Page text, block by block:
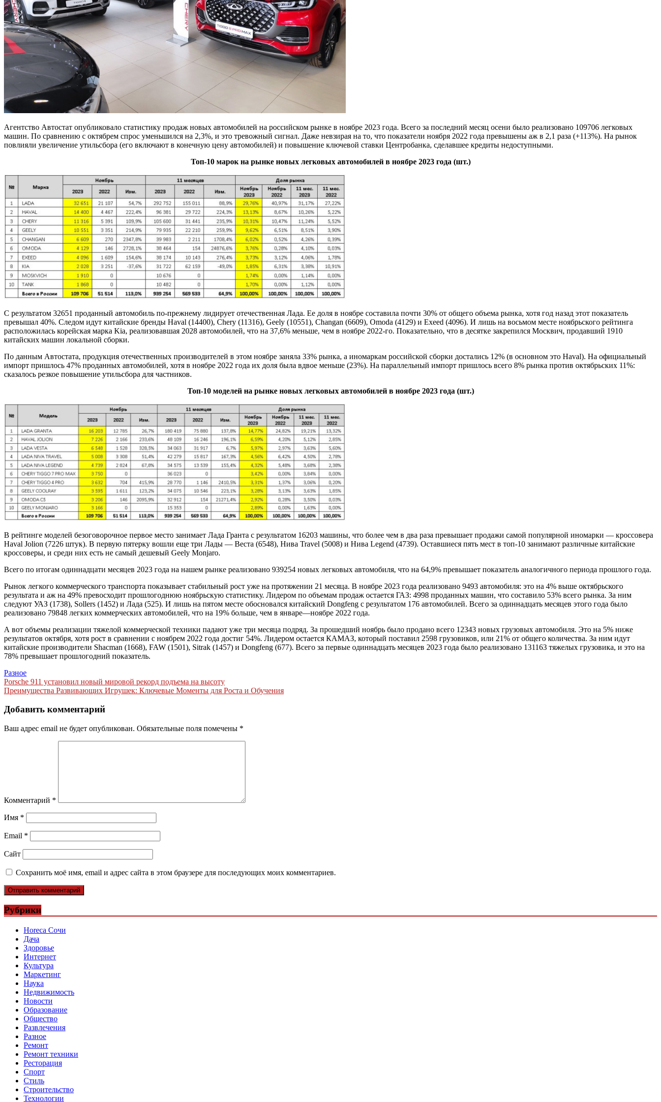
Агентство Автостат опубликовало статистику продаж новых автомобилей на российском рынке в ноябре 2023 года. Всего за последний месяц осени было реализовано 109706 легковых
машин. По сравнению с октябрем спрос уменьшился на 2,3%, и это тревожный сигнал. Даже невзирая на то, что показатели ноября 2022 года превышены аж в 2,1 раза (+113%). На рынок
повлияли увеличение утильсбора (его включают в конечную цену автомобилей) и повышение ключевой ставки Центробанка, сделавшее кредиты недоступными.
Топ-10 марок на рынке новых легковых автомобилей в ноябре 2023 года (шт.)
С результатом 32651 проданный автомобиль по-прежнему лидирует отечественная Лада. Ее доля в ноябре составила почти 30% от общего объема рынка, хотя год назад этот показатель
превышал 40%. Следом идут китайские бренды Haval (14400), Chery (11316), Geely (10551), Changan (6609), Omoda (4129) и Exeed (4096). И лишь на восьмом месте ноябрьского рейтинга
расположилась корейская марка Kia, реализовавшая 2028 автомобилей, что на 37,6% меньше, чем в ноябре 2022-го. Показательно, что в десятке закрепился Москвич, продавший 1910
китайских машин локальной сборки.
По данным Автостата, продукция отечественных производителей в этом ноябре заняла 33% рынка, а иномаркам российской сборки достались 12% (в основном это Haval). На официальный
импорт пришлось 47% проданных автомобилей, хотя в ноябре 2022 года их доля была вдвое меньше (23%). На параллельный импорт пришлось всего 8% рынка против октябрьских 11%:
сказалось резкое повышение утильсбора для частников.
Топ-10 моделей на рынке новых легковых автомобилей в ноябре 2023 года (шт.)
В рейтинге моделей безоговорочное первое место занимает Лада Гранта с результатом 16203 машины, что более чем в два раза превышает продажи самой популярной иномарки — кроссовера
Haval Jolion (7226 штук). В первую пятерку вошли еще три Лады — Веста (6548), Нива Travel (5008) и Нива Legend (4739). Оставшиеся пять мест в топ-10 занимают различные китайские
кроссоверы, и среди них есть не самый дешевый Geely Monjaro.
Всего по итогам одиннадцати месяцев 2023 года на нашем рынке реализовано 939254 новых легковых автомобиля, что на 64,9% превышает показатель аналогичного периода прошлого года.
Рынок легкого коммерческого транспорта показывает стабильный рост уже на протяжении 21 месяца. В ноябре 2023 года реализовано 9493 автомобиля: это на 4% выше октябрьского
результата и аж на 49% превосходит прошлогоднюю ноябрьскую статистику. Лидером по объемам продаж остается ГАЗ: 4998 проданных машин, что составило 53% всего рынка. За ним
следуют УАЗ (1738), Sollers (1452) и Лада (525). И лишь на пятом месте обосновался китайский Dongfeng с результатом 176 автомобилей. Всего за одиннадцать месяцев этого года было
реализовано 79848 легких коммерческих автомобилей, что на 19% больше, чем в январе—ноябре 2022 года.
А вот объемы реализации тяжелой коммерческой техники падают уже три месяца подряд. За прошедший ноябрь было продано всего 12343 новых грузовых автомобиля. Это на 5% ниже
результатов октября, хотя рост в сравнении с ноябрем 2022 года достиг 54%. Лидером остается КАМАЗ, который поставил 2598 грузовиков, или 21% от общего количества. За ним идут
китайские производители Shacman (1668), FAW (1501), Sitrak (1457) и Dongfeng (677). Всего за первые одиннадцать месяцев 2023 года было реализовано 131163 тяжелых грузовика, и это на
78% превышает прошлогодний показатель.
Разное
Навигация
по
записям
Porsche 911 установил новый мировой рекорд подъема на высоту
Преимущества Развивающих Игрушек: Ключевые Моменты для Роста и Обучения
Добавить комментарий
Ваш адрес email не будет опубликован. Обязательные поля помечены *
Комментарий *
Имя *
Email *
Сайт
Сохранить моё имя, email и адрес сайта в этом браузере для последующих моих комментариев.
Рубрики
Horeca Сочи
Дача
Здоровье
Интернет
Культура
Маркетинг
Наука
Недвижимость
Новости
Образование
Общество
Развлечения
Разное
Ремонт
Ремонт техники
Ресторация
Спорт
Стиль
Строительство
Технологии